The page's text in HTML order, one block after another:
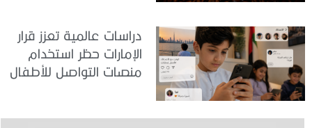
دراسات عالمية تعزز قرار
الإمارات حظر استخدام
منصات التواصل للأطفال